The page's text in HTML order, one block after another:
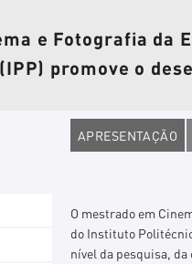
e Fotografia da
promove o
APRESENTAÇÃO
O mestrado em
do Instituto
nível da pesquisa,